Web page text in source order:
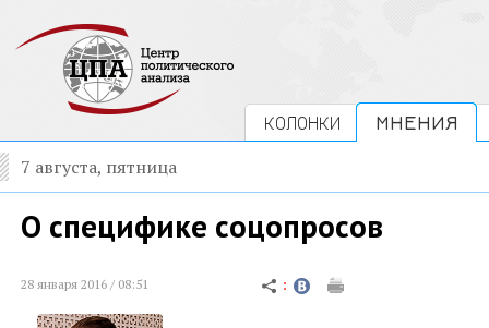
КОЛОНКИ МНЕНИЯ
7 августа, пятница
О специфике соцопросов
28 января 2016 / 08:51